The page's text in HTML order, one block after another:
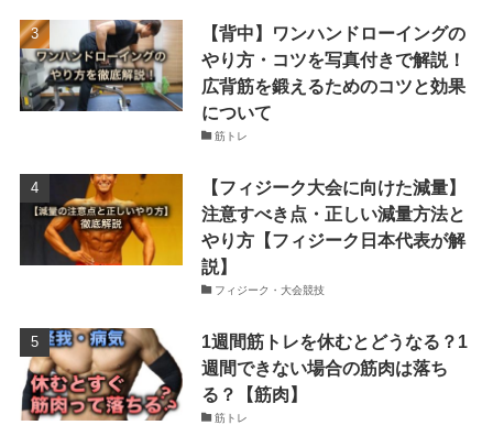
【背中】ワンハンドローイングの
やり方・コツを写真付きで解説！
広背筋を鍛えるためのコツと効果
について
筋トレ
【フィジーク大会に向けた減量】
注意すべき点・正しい減量方法と
やり方【フィジーク日本代表が解
説】
フィジーク・大会競技
1週間筋トレを休むとどうなる？1
週間できない場合の筋肉は落ち
る？【筋肉】
筋トレ